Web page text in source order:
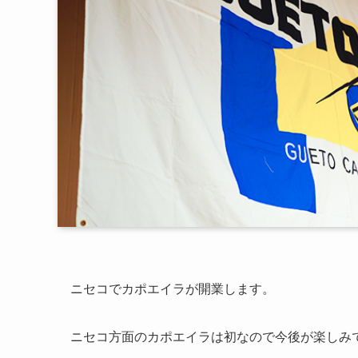
ニセコでカポエイラが開業します。
ニセコ方面のカポエイラは初なので今後が楽しみ